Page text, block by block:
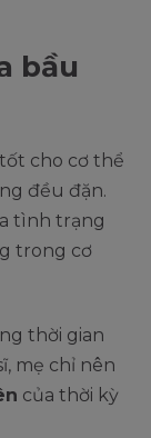
bầu
cho cơ thể
đều đặn.
tình trạng
trong cơ
thời gian
mẹ chỉ nên
của thời kỳ